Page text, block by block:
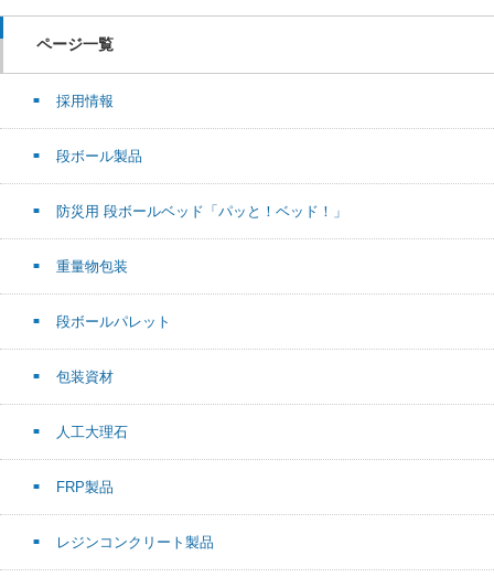
ページ一覧
採用情報
段ボール製品
防災用 段ボールベッド「パッと！ベッド！」
重量物包装
段ボールパレット
包装資材
人工大理石
FRP製品
レジンコンクリート製品